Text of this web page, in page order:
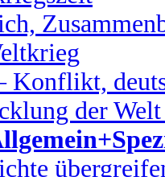
Konflikt,
der